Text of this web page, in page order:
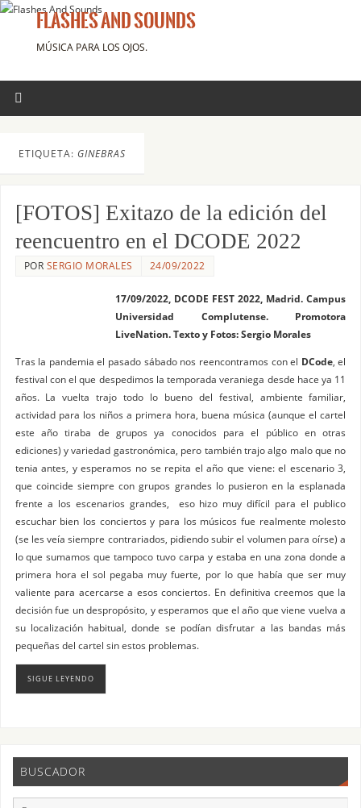
FLASHES AND SOUNDS
MÚSICA PARA LOS OJOS.
ETIQUETA: GINEBRAS
[FOTOS] Exitazo de la edición del
reencuentro en el DCODE 2022
POR SERGIO MORALES 24/09/2022
17/09/2022, DCODE FEST 2022, Madrid. Campus
Universidad Complutense. Promotora
LiveNation. Texto y Fotos: Sergio Morales
Tras la pandemia el pasado sábado nos reencontramos con el DCode, el
festival con el que despedimos la temporada veraniega desde hace ya 11
años. La vuelta trajo todo lo bueno del festival, ambiente familiar,
actividad para los niños a primera hora, buena música (aunque el cartel
este año tiraba de grupos ya conocidos para el público en otras
ediciones) y variedad gastronómica, pero también trajo algo malo que no
tenia antes, y esperamos no se repita el año que viene: el escenario 3,
que coincide siempre con grupos grandes lo pusieron en la esplanada
frente a los escenarios grandes, eso hizo muy difícil para el publico
escuchar bien los conciertos y para los músicos fue realmente molesto
(se les veía siempre contrariados, pidiendo subir el volumen para oírse) a
lo que sumamos que tampoco tuvo carpa y estaba en una zona donde a
primera hora el sol pegaba muy fuerte, por lo que había que ser muy
valiente para acercarse a esos conciertos. En definitiva creemos que la
decisión fue un despropósito, y esperamos que el año que viene vuelva a
su localización habitual, donde se podían disfrutar a las bandas más
pequeñas del cartel sin estos problemas.
SIGUE LEYENDO
BUSCADOR